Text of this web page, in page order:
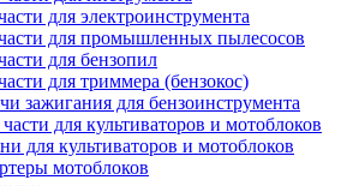
для электроинструмента
для промышленных пылесосов
для бензопил
для триммера (бензокос)
зажигания для бензоинструмента
для культиваторов и мотоблоков
для культиваторов и мотоблоков
мотоблоков